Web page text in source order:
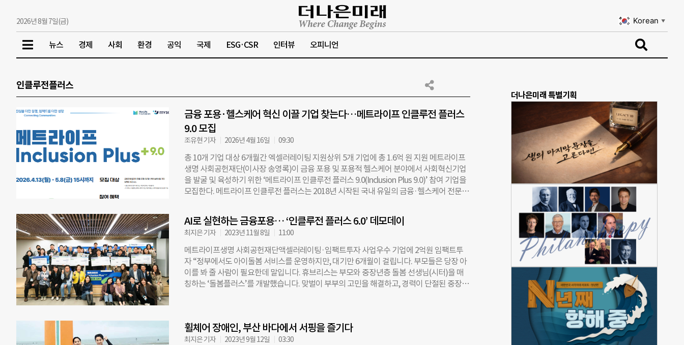
2026년 8월 7일(금) Korean ▼
뉴스 경제 사회 환경 공익 국제 ESG·CSR 인터뷰 오피니언
인클루전플러스
금융 포용·헬스케어 혁신 이끌 기업 찾는다…메트라이프 인클루전 플러스
9.0 모집
조유현 기자 2026년 4월 16일 09:30
총 10개 기업 대상 6개월간 엑셀러레이팅 지원상위 5개 기업에 총 1.6억 원 지원 메트라이프
생명 사회공헌재단(이사장 송영록)이 금융 포용 및 포용적 헬스케어 분야에서 사회혁신기업
을 발굴 및 육성하기 위한 ‘메트라이프 인클루전 플러스 9.0(Inclusion Plus 9.0)’ 참여 기업을
모집한다. 메트라이프 인클루전 플러스는 2018년 시작된 국내 유일의 금융·헬스케어 전문
적으로 건강한 사회 구현을 위해 임팩트 투자사 엠와이소셜컴퍼니(MYSC)와 공동으로 사회
적 가치와 수익 창출을 동시에 추구하는 포용형 혁신 기업을 발굴해 지원하고 있다. 이번 인클
루전 플러스 9.0은 소셜벤처, 사회적기업, 비영리법인 등 설립 형태 및 업력에 제한 없이 총 10
개 기업을 선발한다. 참가 신청은 인클루전 플러스 홈페이지에서 5월 8일 오후 3시까지 가능
하며, 4월 23일에는 온라인 설명회를 통해 지원 방법과 참여 기업의 성장 사례를 공유할 예정
이다. 메트라이프생명 사회공헌재단은 선발 기업에게 6월부터 11월까지 비즈니스 전반의 성
장을 돕는 엑셀러레이팅 프로그램을 제공한다. 일대일 금융 전략 컨설팅을 비롯해 메트라이
더십 및 조직 문화 형성 코칭 프로그램 ‘리더스 마인드(Leader’s Mind)’를 고도화하고, 글로
벌 수출 바우처 연계 지원을 신규 도입하는 등 프로그램을 강화했다. 또한 대전·세종 창조경
AI로 실현하는 금융포용… ‘인클루전 플러스 6.0’ 데모데이
최지은 기자 2023년 11월 8일 11:00
메트라이프생명 사회공헌재단액셀러레이팅·임팩트투자 사업우수 기업에 2억원 임팩트투
자 “정부에서도 아이돌봄 서비스를 운영하지만, 대기만 6개월이 걸립니다. 부모들은 당장 아
이를 봐 줄 사람이 필요한데 말입니다. 휴브리스는 부모와 중장년층 돌봄 선생님(시터)을 매
칭하는 ‘돌봄플러스’를 개발했습니다. 맞벌이 부부의 고민을 해결하고, 경력이 단절된 중장년
센티브를 받을 수 있는 핀테크 사업을 구상했습니다.”(김경목 별따러가자 대표) 7일 서울 성
동구 헤이그라운드 성수시작점. ‘메트라이프 인클루전 플러스’ 여섯 번째 데모데이 ‘인클루전
휠체어 장애인, 부산 바다에서 서핑을 즐기다
최지은 기자 2023년 9월 12일 03:30
더나은미래 특별기획